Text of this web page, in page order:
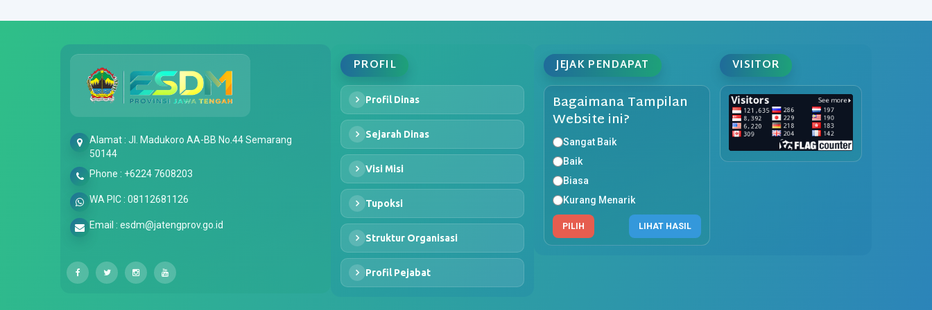
Alamat : Jl. Madukoro AA-BB No.44 Semarang
50144
Phone : +6224 7608203
WA PIC : 08112681126
Email : esdm@jatengprov.go.id
PROFIL
Profil Dinas
Sejarah Dinas
Visi Misi
Tupoksi
Struktur Organisasi
Profil Pejabat
JEJAK PENDAPAT
Bagaimana Tampilan
Website ini?
Sangat Baik
Baik
Biasa
Kurang Menarik
PILIH LIHAT HASIL
VISITOR